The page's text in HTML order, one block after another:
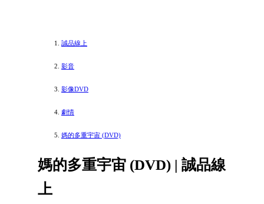
誠品線上
影音
影像DVD
劇情
媽的多重宇宙 (DVD)
媽的多重宇宙 (DVD) | 誠品線
上